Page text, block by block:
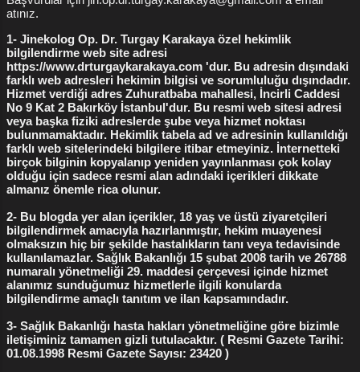
labioplasti
3 labioplasti ameliyatı
labioplasti fiyatları 3 lazerle vajina daraltma 3
vajina daraltma 3 vajina daraltma fiyatları
3
Genital Estetik
2 kürtaj nasıl yapılır 2
vakum kürtaj 2 çift kat flep yöntemi
2
Bakırköy Kızlık Zarı Dikimi 1 Bakırköy Labioplasti 1
Dikişsiz Labioplasti 1 Himenoplasti 1 Kalıcı Flep 1
Kızlık zarı bozulduktan sonra
Kızlık zarı bozulması nasıl olur 1
Kızlık zarı dikimi ne kadar
1 Kızlık zarı kanaması 1
Radyofrekans Labioplasti
1 adet düzensizliği 1
adet düzensizliği tedavisi 1
bozulmuş kızlık zarı görünümü 1
cerrahi vajina daraltma 1 devlet hastanesinde kürtaj
atınız.
1- Jinekolog Op. Dr. Turgay Karakaya özel hekimlik
bilgilendirme web site adresi
https://www.drturgaykarakaya.com 'dur. Bu adresin dışındaki
farklı web adresleri hekimin bilgisi ve sorumluluğu dışındadır.
Hizmet verdiği adres Zuhuratbaba mahallesi, İncirli Caddesi
No 9 Kat 2 Bakırköy İstanbul'dur. Bu resmi web sitesi adresi
veya başka fiziki adreslerde şube veya hizmet noktası
bulunmamaktadır. Hekimlik tabela ad ve adresinin kullanıldığı
farklı web sitelerindeki bilgilere itibar etmeyiniz. İnternetteki
birçok bilginin kopyalanıp yeniden yayınlanması çok kolay
olduğu için sadece resmi alan adındaki içerikleri dikkate
almanız önemle rica olunur.
2- Bu blogda yer alan içerikler, 18 yaş ve üstü ziyaretçileri
bilgilendirmek amacıyla hazırlanmıştır, hekim muayenesi
olmaksızın hiç bir şekilde hastalıkların tanı veya tedavisinde
kullanılamazlar. Sağlık Bakanlığı 15 şubat 2008 tarih ve 26788
numaralı yönetmeliği 29. maddesi çerçevesi içinde hizmet
alanımız sunduğumuz hizmetlerle ilgili konularda
bilgilendirme amaçlı tanıtım ve ilan kapsamındadır.
3- Sağlık Bakanlığı hasta hakları yönetmeliğine göre bizimle
iletişiminiz tamamen gizli tutulacaktır. ( Resmi Gazete Tarihi:
01.08.1998 Resmi Gazete Sayısı: 23420 )